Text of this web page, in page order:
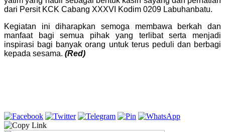
dari Persit KCK Cabang XXXVI Kodim 0209 Labuhanbatu.
Kegiatan ini diharapkan semoga membawa berkah dan
manfaat bagi semua pihak yang terlibat serta menjadi
inspirasi bagi banyak orang untuk terus peduli dan berbagi
kepada sesama. (Red)